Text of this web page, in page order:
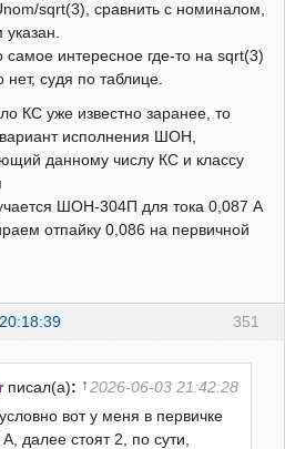
sqrt(3), сравнить с номиналом,
самое интересное где-то на sqrt(3)
нет, судя по таблице.
КС уже известно заранее, то
исполнения ШОН,
данному числу КС и классу
ШОН-304П для тока 0,087 А
отпайку 0,086 на первичной
351
писал(а): ↑ 2026-06-03 21:42:28
вот у меня в первичке
далее стоят 2, по сути,